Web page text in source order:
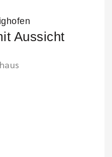
Aussicht